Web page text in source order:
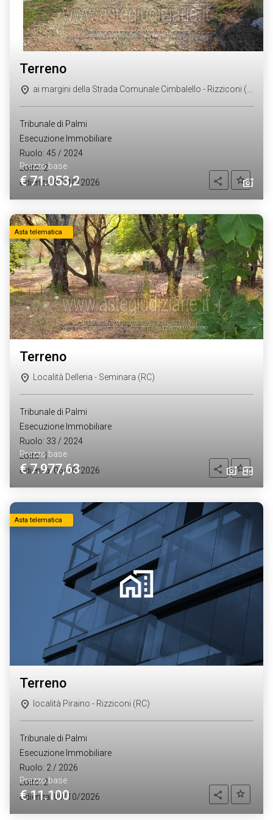
Prezzo base
€ 71.053,2
terreno
ai margini della Strada Comunale Cimbalello - Rizziconi (RC)
Tribunale di Palmi
Esecuzione Immobiliare
Ruolo: 45 / 2024
Lotto: 2
Udienza: 07/10/2026
Condividi
Asta telematica
Prezzo base
€ 7.977,63
terreno
Località Delleria - Seminara (RC)
Tribunale di Palmi
Esecuzione Immobiliare
Ruolo: 33 / 2024
Lotto: 1
Udienza: 06/10/2026
Condividi
Asta telematica
Prezzo base
€ 11.100
terreno
località Piraino - Rizziconi (RC)
Tribunale di Palmi
Esecuzione Immobiliare
Ruolo: 2 / 2026
Lotto: 2
Udienza: 09/10/2026
Condividi